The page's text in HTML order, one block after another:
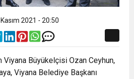
2021 - 20:50
Viyana Büyükelçisi Ozan Ceyhun,
Viyana Belediye Başkanı